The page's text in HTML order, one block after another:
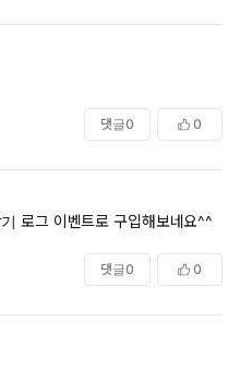
댓글0 0
로그 이벤트로 구입해보네요^^
댓글0 0